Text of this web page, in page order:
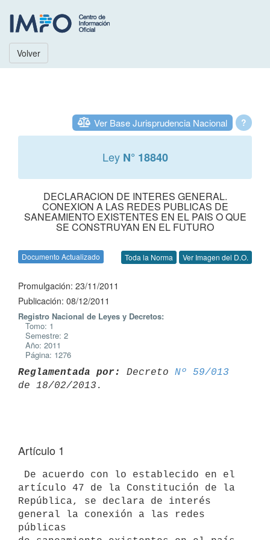
Volver
?
Ver Base Jurisprudencia Nacional
Ley N° 18840
DECLARACION DE INTERES GENERAL.
CONEXION A LAS REDES PUBLICAS DE
SANEAMIENTO EXISTENTES EN EL PAIS O QUE
SE CONSTRUYAN EN EL FUTURO
Documento Actualizado Toda la Norma Ver Imagen del D.O.
Promulgación: 23/11/2011
Publicación: 08/12/2011
Registro Nacional de Leyes y Decretos:
Tomo: 1
Semestre: 2
Año: 2011
Página: 1276
Reglamentada por: Decreto Nº 59/013
Artículo 1
artículo 47 de la Constitución de la
República, se declara de interés
general la conexión a las redes
públicas